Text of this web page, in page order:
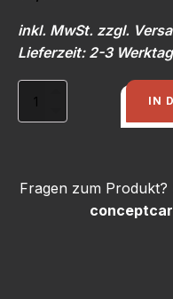
inkl. MwSt. zzgl.
Lieferzeit: 2-3
Abdeckung
Menge
IN
Fragen zum Produkt?